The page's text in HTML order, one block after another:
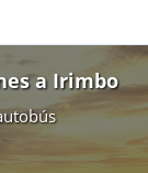
a Irimbo